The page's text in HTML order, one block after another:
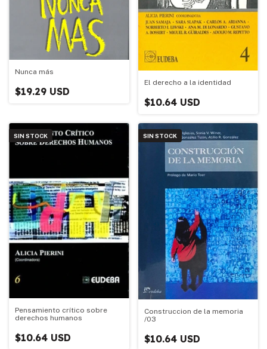
Nunca más
$19.29 USD
El derecho a la identidad
$10.64 USD
SIN STOCK
Pensamiento crítico sobre
derechos humanos
$10.64 USD
SIN STOCK
Construccion de la memoria
/03
$10.64 USD